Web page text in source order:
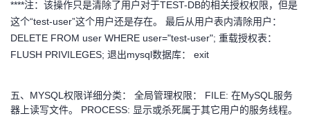
证
实
验
的
收
持
建
议
****注：该操作只是清除了用户对于TEST-DB的相关授权权限，但是
这个“test-user”这个用户还是存在。 最后从用户表内清除用户：
DELETE FROM user WHERE user="test-user"; 重载授权表：
FLUSH PRIVILEGES; 退出mysql数据库： exit
五、MYSQL权限详细分类： 全局管理权限： FILE: 在MySQL服务
器上读写文件。 PROCESS: 显示或杀死属于其它用户的服务线程。